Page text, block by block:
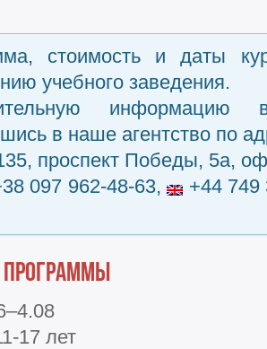
стоимость и даты
учебного заведения.
информацию
в наше агентство по
проспект Победы, 5а,
097 962-48-63,
+44
17 лет